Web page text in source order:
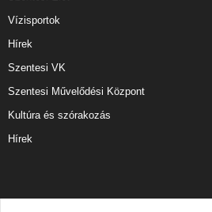
Vízisportok
Hírek
Szentesi VK
Szentesi Művelődési Központ
Kultúra és szórakozás
Hírek